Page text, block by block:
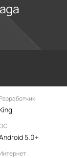
Разработчик
King
5.0+
Интернет